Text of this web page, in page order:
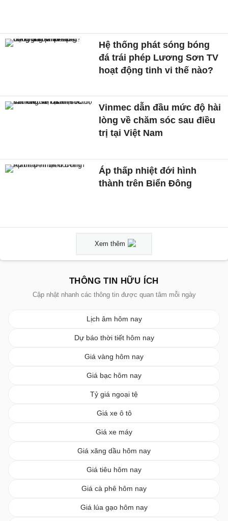
Hệ thống phát sóng bóng
đá trái phép Lương Sơn TV
hoạt động tinh vi thế nào?
Vinmec dẫn đầu mức độ hài
lòng về chăm sóc sau điều
trị tại Việt Nam
Áp thấp nhiệt đới hình
thành trên Biển Đông
Xem thêm
THÔNG TIN HỮU ÍCH
Cập nhật nhanh các thông tin được quan tâm mỗi ngày
Lịch âm hôm nay
Dự báo thời tiết hôm nay
Giá vàng hôm nay
Giá bạc hôm nay
Tỷ giá ngoại tệ
Giá xe ô tô
Giá xe máy
Giá xăng dầu hôm nay
Giá tiêu hôm nay
Giá cà phê hôm nay
Giá lúa gạo hôm nay